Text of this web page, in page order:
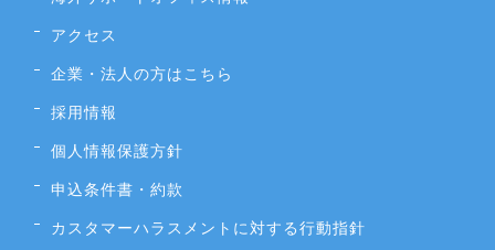
アクセス
企業・法人の方はこちら
採用情報
個人情報保護方針
申込条件書・約款
カスタマーハラスメントに対する行動指針